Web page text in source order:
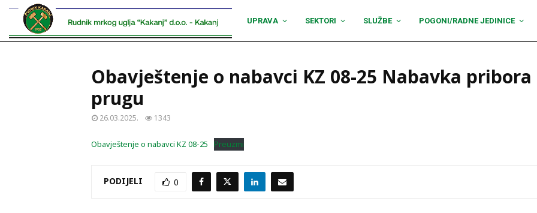
UPRAVA SEKTORI SLUŽBE POGONI/RADNE JEDINICE
Obavještenje o nabavci KZ 08-25 Nabavka
prugu
26.03.2025. 1343
Obavještenje o nabavci KZ 08-25 Preuzmi
PODIJELI 0